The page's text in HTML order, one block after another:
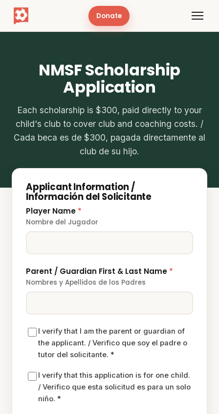
Donate
NMSF Scholarship
Application
Each scholarship is $300, paid directly to your
child's club to cover club and coaching costs. /
Cada beca es de $300, pagada directamente al
club de su hijo.
Applicant Information /
Información del Solicitante
Player Name *
Nombre del Jugador
Parent / Guardian First & Last Name *
Nombres y Apellidos de los Padres
I verify that I am the parent or guardian of
the applicant. / Verifico que soy el padre o
tutor del solicitante. *
I verify that this application is for one child.
/ Verifico que esta solicitud es para un solo
niño. *